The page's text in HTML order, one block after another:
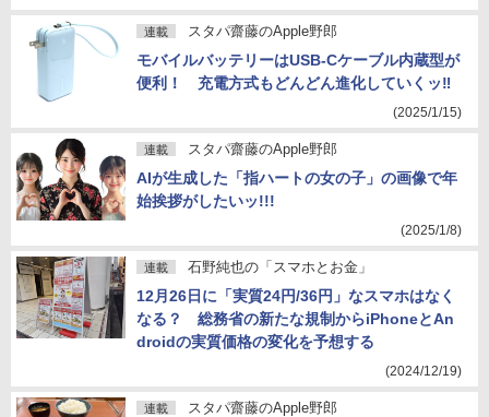
連載 スタパ齋藤のApple野郎
モバイルバッテリーはUSB-Cケーブル内蔵型が
便利！ 充電方式もどんどん進化していくッ‼
(2025/1/15)
連載 スタパ齋藤のApple野郎
AIが生成した「指ハートの女の子」の画像で年
始挨拶がしたいッ!!!
(2025/1/8)
連載 石野純也の「スマホとお金」
12月26日に「実質24円/36円」なスマホはなく
なる？ 総務省の新たな規制からiPhoneとAn
droidの実質価格の変化を予想する
(2024/12/19)
連載 スタパ齋藤のApple野郎